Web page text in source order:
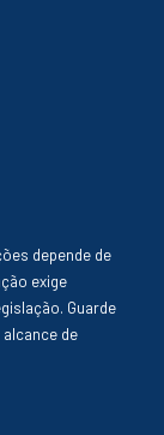
depende de
exige
Guarde
de